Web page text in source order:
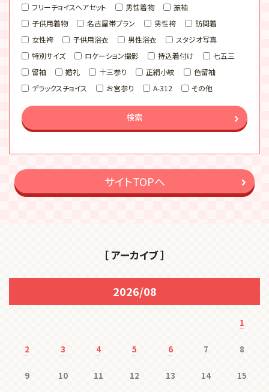
フリーチョイスヘアセット
男性着物
振袖
子供用着物
名古屋帯プラン 男性袴
訪問着
女性袴
子供用浴衣 男性浴衣
スタジオ写真
特別サイズ
ロケーション撮影 持込着付け
七五三
留袖
婚礼 十三参り 正絹小紋
色留袖
デラックスチョイス
お宮参り A-312 その他
検索
サイトTOPへ
［ アーカイブ ］
2026/08
1
2 3 4 5 6 7 8
9 10 11 12 13 14 15